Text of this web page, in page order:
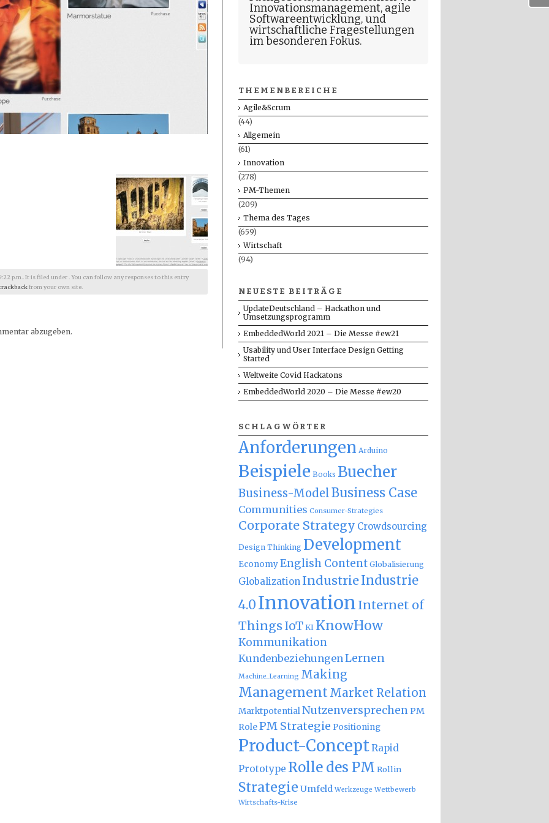
p.m.. It is filed under . You can follow any responses to this entry
from your own site.
abzugeben.
Innovationsmanagement, agile
Softwareentwicklung, und
wirtschaftliche Fragestellungen
im besonderen Fokus.
THEMENBEREICHE
Agile&Scrum
(44)
Allgemein
(61)
Innovation
(278)
PM-Themen
(209)
Thema des Tages
(659)
Wirtschaft
(94)
NEUESTE BEITRÄGE
UpdateDeutschland – Hackathon und
Umsetzungsprogramm
EmbeddedWorld 2021 – Die Messe #ew21
Usability und User Interface Design Getting
Started
Weltweite Covid Hackatons
EmbeddedWorld 2020 – Die Messe #ew20
SCHLAGWÖRTER
Anforderungen Arduino
Beispiele Books Buecher
Business-Model Business Case
Communities Consumer-Strategies
Corporate Strategy Crowdsourcing
Design Thinking Development
EconomyEnglish Content Globalisierung
Globalization IndustrieIndustrie
4.0Innovation Internet of
ThingsIoT KI KnowHow
Kommunikation
Kundenbeziehungen Lernen
Machine_Learning Making
Management Market Relation
MarktpotentialNutzenversprechen PM
RolePM Strategie Positioning
Product-ConceptRapid
Prototype Rolle des PM Rollin
Strategie Umfeld Werkzeuge Wettbewerb
Wirtschafts-Krise